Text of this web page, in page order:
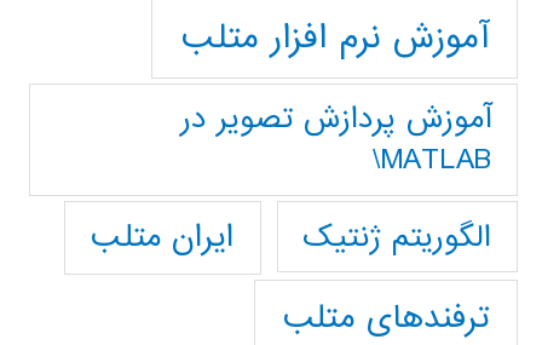
آموزش نرم افزار متلب
آموزش پردازش تصوير در
MATLAB\
الگوریتم ژنتیک
ایران متلب
ترفندهای متلب